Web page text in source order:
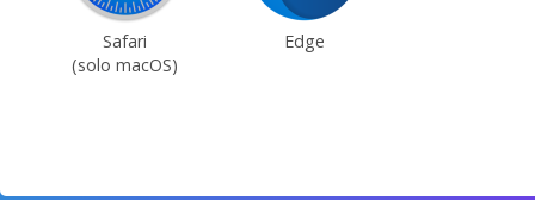
Safari
(solo macOS)
Edge